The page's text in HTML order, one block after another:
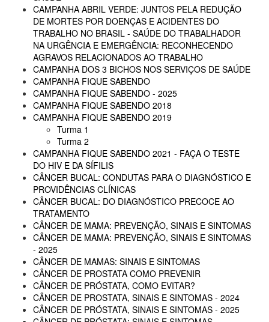
CAMPANHA ABRIL VERDE: JUNTOS PELA REDUÇÃO
DE MORTES POR DOENÇAS E ACIDENTES DO
TRABALHO NO BRASIL - SAÚDE DO TRABALHADOR
NA URGÊNCIA E EMERGÊNCIA: RECONHECENDO
AGRAVOS RELACIONADOS AO TRABALHO
CAMPANHA DOS 3 BICHOS NOS SERVIÇOS DE SAÚDE
CAMPANHA FIQUE SABENDO
CAMPANHA FIQUE SABENDO - 2025
CAMPANHA FIQUE SABENDO 2018
CAMPANHA FIQUE SABENDO 2019
Turma 1
Turma 2
CAMPANHA FIQUE SABENDO 2021 - FAÇA O TESTE
DO HIV E DA SÍFILIS
CÂNCER BUCAL: CONDUTAS PARA O DIAGNÓSTICO E
PROVIDÊNCIAS CLÍNICAS
CÂNCER BUCAL: DO DIAGNÓSTICO PRECOCE AO
TRATAMENTO
CÂNCER DE MAMA: PREVENÇÃO, SINAIS E SINTOMAS
CÂNCER DE MAMA: PREVENÇÃO, SINAIS E SINTOMAS
- 2025
CÂNCER DE MAMAS: SINAIS E SINTOMAS
CÂNCER DE PROSTATA COMO PREVENIR
CÂNCER DE PRÓSTATA, COMO EVITAR?
CÂNCER DE PROSTATA, SINAIS E SINTOMAS - 2024
CÂNCER DE PRÓSTATA, SINAIS E SINTOMAS - 2025